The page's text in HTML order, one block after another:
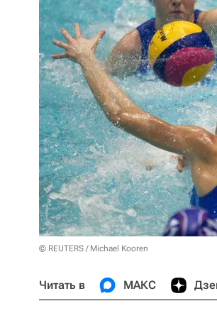
© REUTERS / Michael Kooren
Читать в МАКС